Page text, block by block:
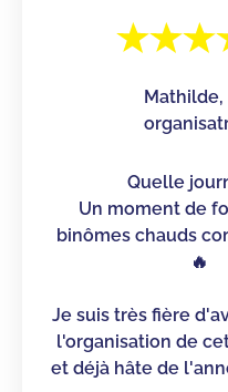
Mathilde,
Quelle
Un moment de
binômes chauds
🔥
Je suis très fière
l'organisation de
et déjà hâte de